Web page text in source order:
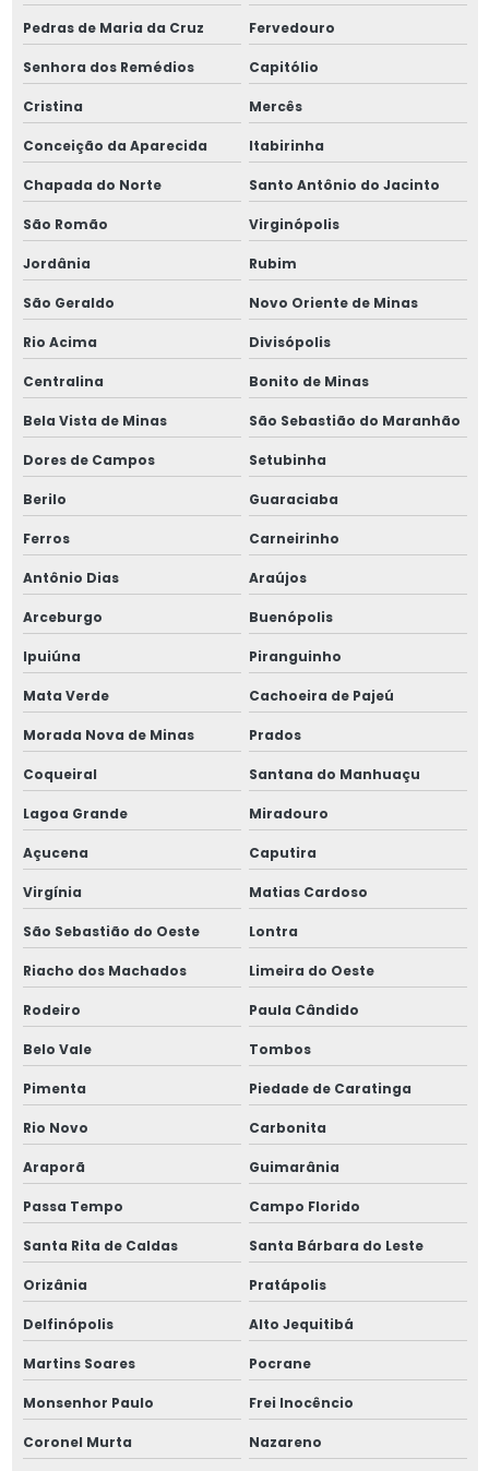
Pedras de Maria da Cruz Fervedouro
Senhora dos Remédios Capitólio
Cristina Mercês
Conceição da Aparecida Itabirinha
Chapada do Norte Santo Antônio do Jacinto
São Romão Virginópolis
Jordânia Rubim
São Geraldo Novo Oriente de Minas
Rio Acima Divisópolis
Centralina Bonito de Minas
Bela Vista de Minas São Sebastião do Maranhão
Dores de Campos Setubinha
Berilo Guaraciaba
Ferros Carneirinho
Antônio Dias Araújos
Arceburgo Buenópolis
Ipuiúna Piranguinho
Mata Verde Cachoeira de Pajeú
Morada Nova de Minas Prados
Coqueiral Santana do Manhuaçu
Lagoa Grande Miradouro
Açucena Caputira
Virgínia Matias Cardoso
São Sebastião do Oeste Lontra
Riacho dos Machados Limeira do Oeste
Rodeiro Paula Cândido
Belo Vale Tombos
Pimenta Piedade de Caratinga
Rio Novo Carbonita
Araporã Guimarânia
Passa Tempo Campo Florido
Santa Rita de Caldas Santa Bárbara do Leste
Orizânia Pratápolis
Delfinópolis Alto Jequitibá
Martins Soares Pocrane
Monsenhor Paulo Frei Inocêncio
Coronel Murta Nazareno